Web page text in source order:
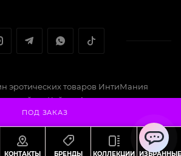
ПОД ЗАКАЗ
эротических товаров ИнтиМания
сайта - Кайрат Алматов
КОНТАКТЫ БРЕНДЫ КОЛЛЕКЦИИ ИЗБРАННЫЕ